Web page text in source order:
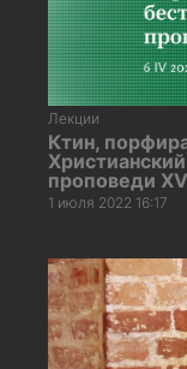
Лекции
Ктин,
проповеди
1 июля 2022 16:17